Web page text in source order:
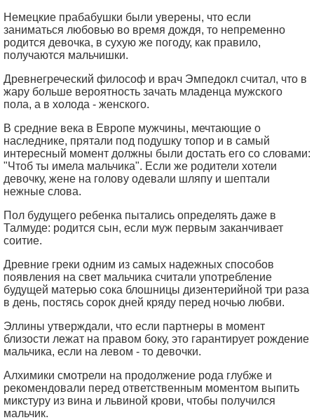
Немецкие прабабушки были уверены, что если
заниматься любовью во время дождя, то непременно
родится девочка, в сухую же погоду, как правило,
получаются мальчишки.
Древнегреческий философ и врач Эмпедокл считал, что в
жару больше вероятность зачать младенца мужского
пола, а в холода - женского.
В средние века в Европе мужчины, мечтающие о
наследнике, прятали под подушку топор и в самый
интересный момент должны были достать его со словами:
"Чтоб ты имела мальчика". Если же родители хотели
девочку, жене на голову одевали шляпу и шептали
нежные слова.
Пол будущего ребенка пытались определять даже в
Талмуде: родится сын, если муж первым заканчивает
соитие.
Древние греки одним из самых надежных способов
появления на свет мальчика считали употребление
будущей матерью сока блошницы дизентерийной три раза
в день, постясь сорок дней кряду перед ночью любви.
Эллины утверждали, что если партнеры в момент
близости лежат на правом боку, это гарантирует рождение
мальчика, если на левом - то девочки.
Алхимики смотрели на продолжение рода глубже и
рекомендовали перед ответственным моментом выпить
микстуру из вина и львиной крови, чтобы получился
мальчик.